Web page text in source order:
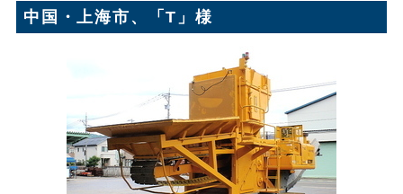
中国・上海市、「T」様